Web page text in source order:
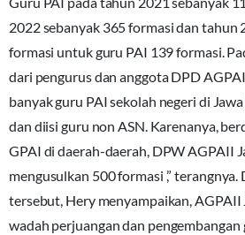
2022 sebanyak 365 formasi dan
formasi untuk guru PAI 139 formasi.
dari pengurus dan anggota DPD
banyak guru PAI sekolah negeri di
dan diisi guru non ASN. Karenanya,
GPAI di daerah-daerah, DPW AGPAII
mengusulkan 500 formasi ,” terangnya.
tersebut, Hery menyampaikan, AGPAII
wadah perjuangan dan pengembangan